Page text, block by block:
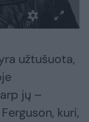
užtušuota,
jų –
kuri,